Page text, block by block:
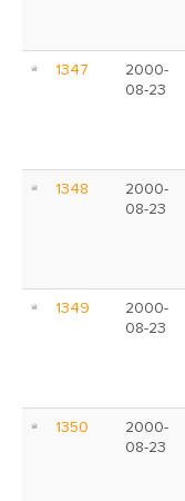
1347
2000-
08-23
1348
2000-
08-23
1349
2000-
08-23
1350
2000-
08-23